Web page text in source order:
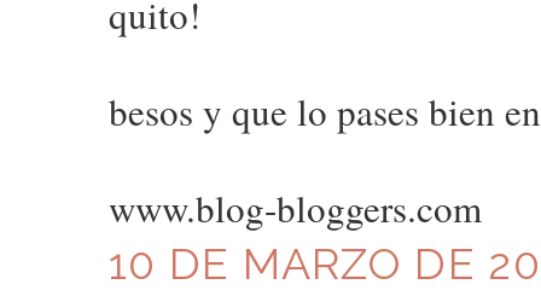
quito!
besos y que lo pases bien
www.blog-bloggers.com
10 DE MARZO DE